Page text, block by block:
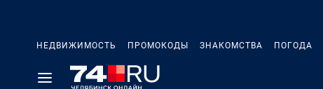
НЕДВИЖИМОСТЬ ПРОМОКОДЫ ЗНАКОМСТВА ПОГОДА